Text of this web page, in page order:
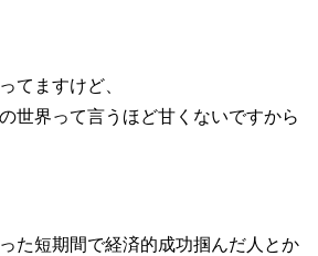
てますけど、
世界って言うほど甘くないですから
た短期間で経済的成功掴んだ人とか